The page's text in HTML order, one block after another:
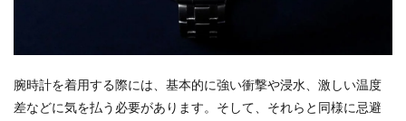
腕時計を着用する際には、基本的に強い衝撃や浸水、激しい温度
差などに気を払う必要があります。そして、それらと同様に忌避